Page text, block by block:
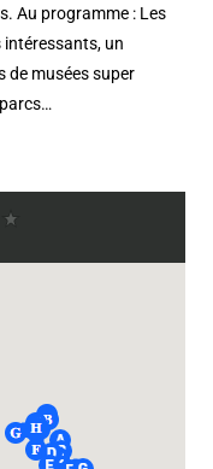
Au programme : Les
intéressants, un
de musées super